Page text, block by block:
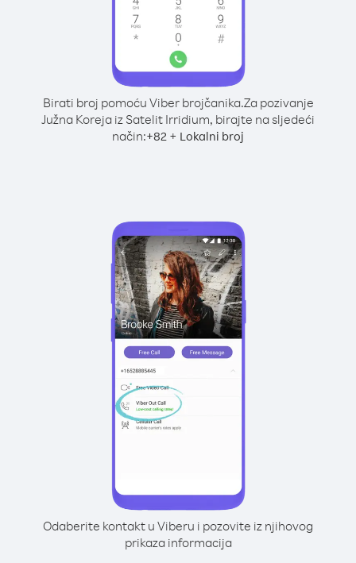
Birati broj pomoću Viber brojčanika.Za pozivanje
Južna Koreja iz Satelit Irridium, birajte na sljedeći
način:+82 + Lokalni broj
Odaberite kontakt u Viberu i pozovite iz njihovog
prikaza informacija